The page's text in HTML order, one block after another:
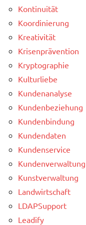
Kontinuität
Koordinierung
Kreativität
Krisenprävention
Kryptographie
Kulturliebe
Kundenanalyse
Kundenbeziehung
Kundenbindung
Kundendaten
Kundenservice
Kundenverwaltung
Kunstverwaltung
Landwirtschaft
LDAPSupport
Leadify